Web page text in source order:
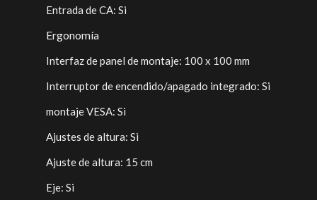
Entrada de CA: Si
Ergonomía
Interfaz de panel de montaje: 100 x 100 mm
Interruptor de encendido/apagado integrado: Si
montaje VESA: Si
Ajustes de altura: Si
Ajuste de altura: 15 cm
Eje: Si